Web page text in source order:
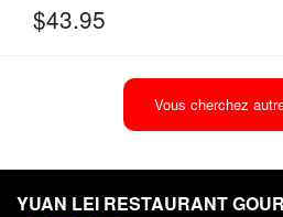
$43.95
Vous cherchez
YUAN LEI RESTAURANT